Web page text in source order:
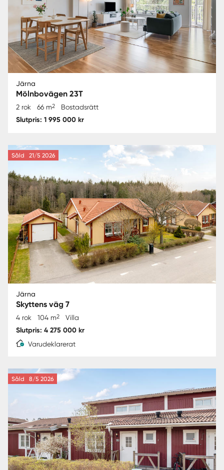
Järna
Mölnbovägen 23T
2 rok 66 m2 Bostadsrätt
Slutpris: 1 995 000 kr
Såld 21/5 2026
Järna
Skyttens väg 7
4 rok 104 m2 Villa
Slutpris: 4 275 000 kr
Varudeklarerat
Såld 8/5 2026